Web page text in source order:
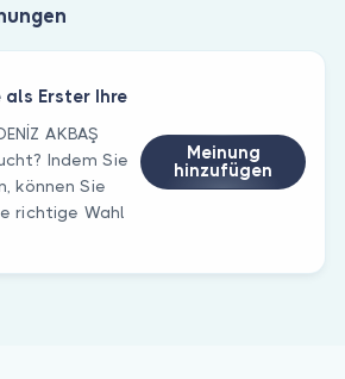
als Erster Ihre
AKBAŞ
Indem Sie
können Sie
richtige Wahl
Meinung
hinzufügen